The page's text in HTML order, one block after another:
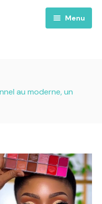
Menu
au moderne, un